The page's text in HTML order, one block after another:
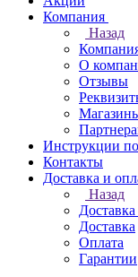
Компания
Назад
О
Отзывы
Инструкции
Контакты
Доставка и
Назад
Доставка
Оплата
Гарантии